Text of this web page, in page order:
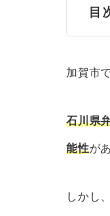
目
加賀市
石川県
能性が
しかし